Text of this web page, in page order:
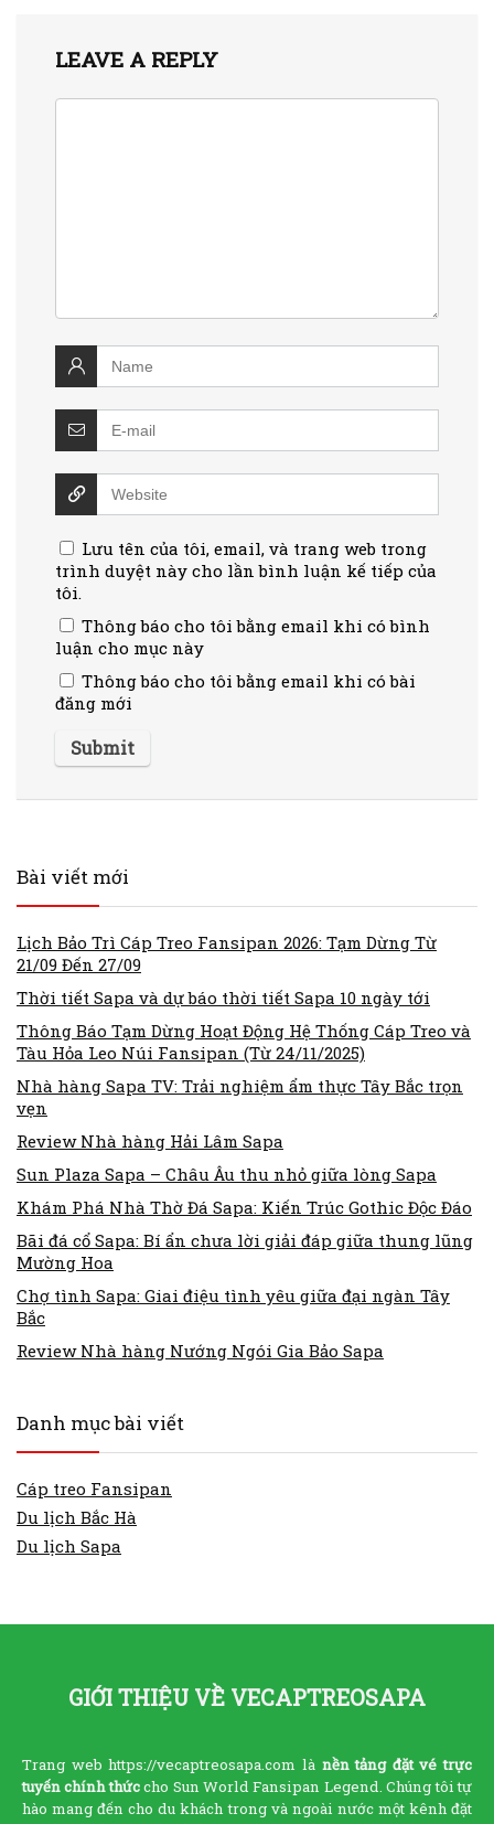
LEAVE A REPLY
Lưu tên của tôi, email, và trang web trong
trình duyệt này cho lần bình luận kế tiếp của
tôi.
Thông báo cho tôi bằng email khi có bình
luận cho mục này
Thông báo cho tôi bằng email khi có bài
đăng mới
Bài viết mới
Lịch Bảo Trì Cáp Treo Fansipan 2026: Tạm Dừng Từ
21/09 Đến 27/09
Thời tiết Sapa và dự báo thời tiết Sapa 10 ngày tới
Thông Báo Tạm Dừng Hoạt Động Hệ Thống Cáp Treo và
Tàu Hỏa Leo Núi Fansipan (Từ 24/11/2025)
Nhà hàng Sapa TV: Trải nghiệm ẩm thực Tây Bắc trọn
vẹn
Review Nhà hàng Hải Lâm Sapa
Sun Plaza Sapa – Châu Âu thu nhỏ giữa lòng Sapa
Khám Phá Nhà Thờ Đá Sapa: Kiến Trúc Gothic Độc Đáo
Bãi đá cổ Sapa: Bí ẩn chưa lời giải đáp giữa thung lũng
Mường Hoa
Chợ tình Sapa: Giai điệu tình yêu giữa đại ngàn Tây
Bắc
Review Nhà hàng Nướng Ngói Gia Bảo Sapa
Danh mục bài viết
Cáp treo Fansipan
Du lịch Bắc Hà
Du lịch Sapa
GIỚI THIỆU VỀ VECAPTREOSAPA
Trang web https://vecaptreosapa.com là nền tảng đặt vé trực
tuyến chính thứccho Sun World Fansipan Legend. Chúng tôi tự
hào mang đến cho du khách trong và ngoài nước một kênh đặt